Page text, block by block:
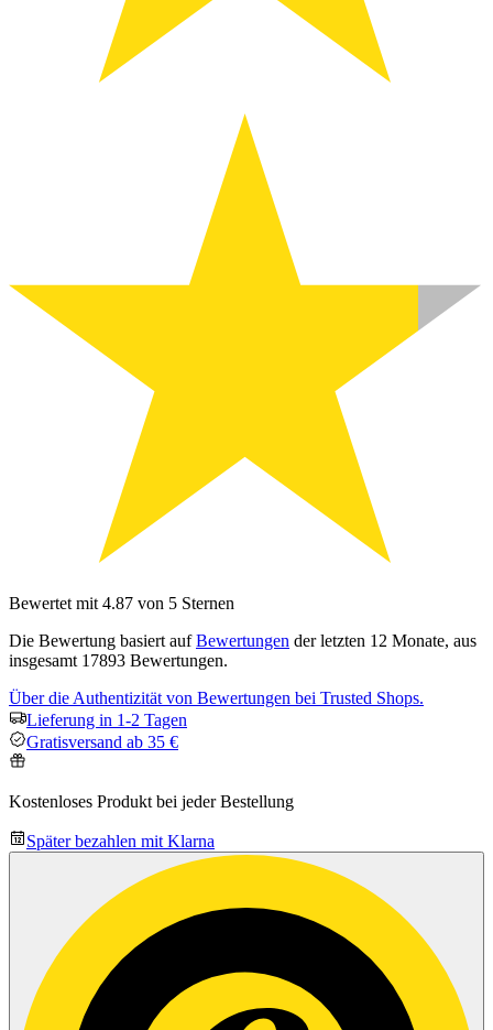
Bewertet mit 4.87 von 5 Sternen
Die Bewertung basiert aufBewertungen der letzten 12 Monate, aus
insgesamt 17893 Bewertungen.
Über die Authentizität von Bewertungen bei Trusted Shops.
Lieferung in 1-2 Tagen
Gratisversand ab 35 €
Kostenloses Produkt bei jeder Bestellung
Später bezahlen mit Klarna